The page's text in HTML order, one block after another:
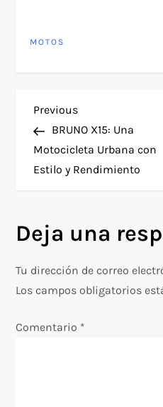
MOTOS
N
a
v
g
a
Previous
Post
Previous
BRUNO X15: Una
Motocicleta Urbana con
Estilo y Rendimiento
Deja una
Tu dirección de correo
Los campos obligatorios
Comentario *